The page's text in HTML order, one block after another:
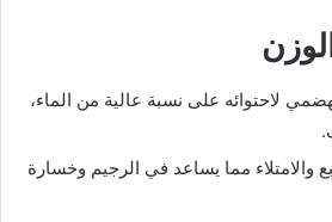
لاحتوائه على نسبة عالية من الماء،
والامتلاء مما يساعد في الرجيم وخسارة